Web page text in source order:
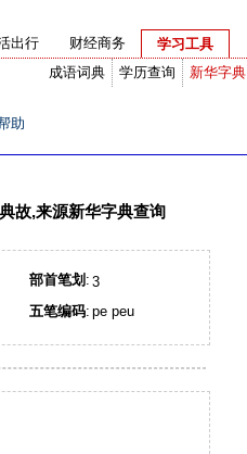
出行 财经商务
学习工具
新华字典
学历查询
成语词典
助
故,来源新华字典查询
部首笔划 : 3
五笔编码: pe peu